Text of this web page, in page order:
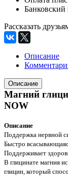
Банковский
Рассказать
Описание
Описание
Магний
NOW
Описание
Поддержка нервной
Быстро
Поддерживает
В глицинате магния
глицин, который